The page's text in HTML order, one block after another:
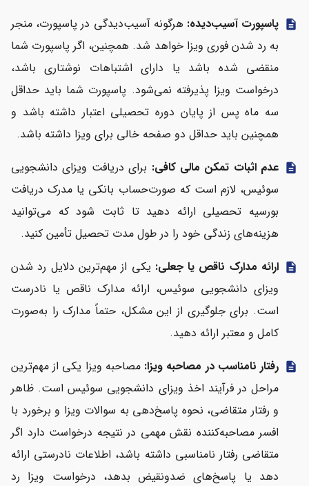
description پاسپورت آسیب‌دیده: هرگونه آسیب‌دیدگی در پاسپورت، منجر
به رد شدن فوری ویزا خواهد شد. همچنین، اگر پاسپورت شما
منقضی شده باشد یا دارای اشتباهات نوشتاری باشد،
درخواست ویزا پذیرفته نمی‌شود. پاسپورت شما باید حداقل
سه ماه پس از پایان دوره تحصیلی اعتبار داشته باشد و
همچنین باید حداقل دو صفحه خالی برای ویزا داشته باشد.
description عدم اثبات تمکن مالی کافی: برای دریافت ویزای دانشجویی
سوئیس، لازم است که صورت‌حساب بانکی یا مدرک دریافت
بورسیه تحصیلی ارائه دهید تا ثابت شود که می‌توانید
هزینه‌های زندگی خود را در طول مدت تحصیل تأمین کنید.
description ارائه مدارک ناقص یا جعلی: یکی از مهم‌ترین دلایل رد شدن
ویزای دانشجویی سوئیس، ارائه مدارک ناقص یا نادرست
است. برای جلوگیری از این مشکل، حتماً مدارک را به‌صورت
کامل و معتبر ارائه دهید.
description رفتار نامناسب در مصاحبه ویزا: مصاحبه ویزا یکی از مهم‌ترین
مراحل در فرآیند اخذ ویزای دانشجویی سوئیس است. ظاهر
و رفتار متقاضی، نحوه پاسخ‌دهی به سوالات ویزا و برخورد با
افسر مصاحبه‌کننده نقش مهمی در نتیجه درخواست دارد اگر
متقاضی رفتار نامناسبی داشته باشد، اطلاعات نادرستی ارائه
دهد یا پاسخ‌های ضدونقیض بدهد، درخواست ویزا رد